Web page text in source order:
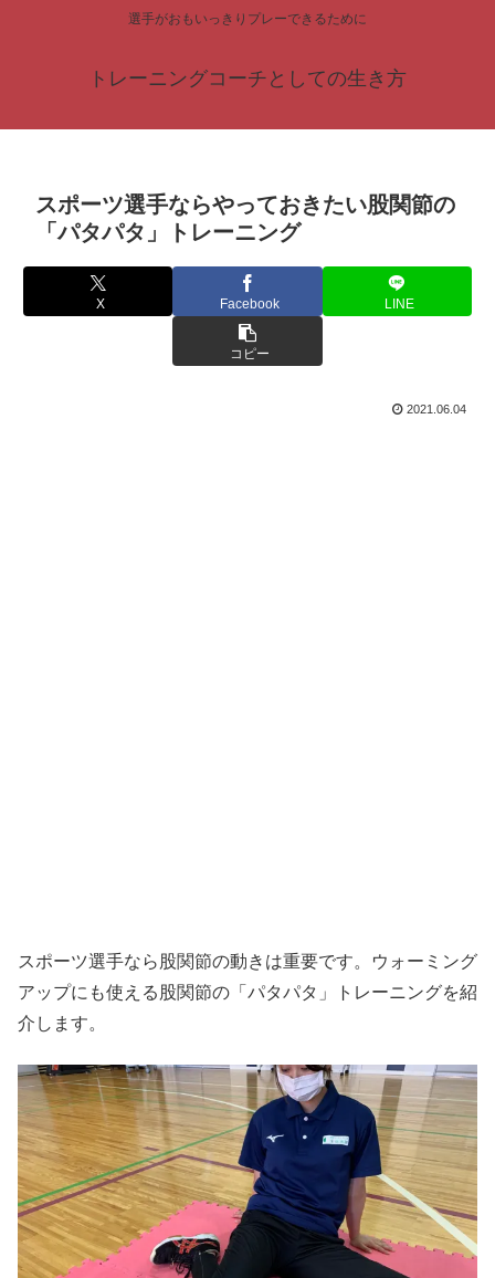
選手がおもいっきりプレーできるために
トレーニングコーチとしての生き方
スポーツ選手ならやっておきたい股関節の
「パタパタ」トレーニング
X Facebook LINE
コピー
2021.06.04
スポーツ選手なら股関節の動きは重要です。ウォーミング
アップにも使える股関節の「パタパタ」トレーニングを紹
介します。